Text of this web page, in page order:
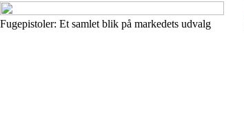
Fugepistoler: Et samlet blik på markedets udvalg